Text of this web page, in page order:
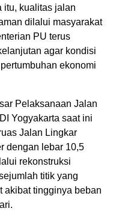
itu, kualitas jalan
dilalui masyarakat
PU terus
agar kondisi
ekonomi
Pelaksanaan Jalan
Yogyakarta saat ini
Jalan Lingkar
dengan lebar 10,5
rekonstruksi
titik yang
akibat tingginya beban